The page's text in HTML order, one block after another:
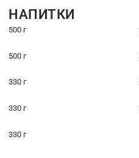
НАПИТКИ
500 г
500 г
330 г
330 г
330 г